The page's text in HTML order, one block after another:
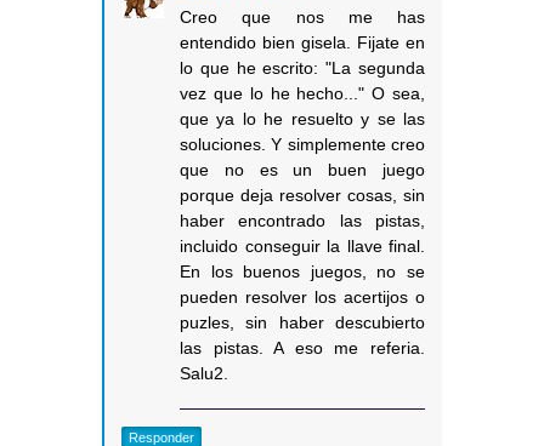
Creo que nos me has
entendido bien gisela. Fijate en
lo que he escrito: "La segunda
vez que lo he hecho..." O sea,
que ya lo he resuelto y se las
soluciones. Y simplemente creo
que no es un buen juego
porque deja resolver cosas, sin
haber encontrado las pistas,
incluido conseguir la llave final.
En los buenos juegos, no se
pueden resolver los acertijos o
puzles, sin haber descubierto
las pistas. A eso me referia.
Salu2.
Responder